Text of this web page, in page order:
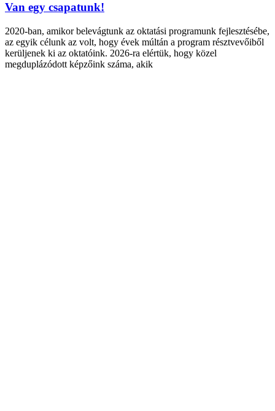
Van egy csapatunk!
2020-ban, amikor belevágtunk az oktatási programunk fejlesztésébe,
az egyik célunk az volt, hogy évek múltán a program résztvevőiből
kerüljenek ki az oktatóink. 2026-ra elértük, hogy közel
megduplázódott képzőink száma, akik